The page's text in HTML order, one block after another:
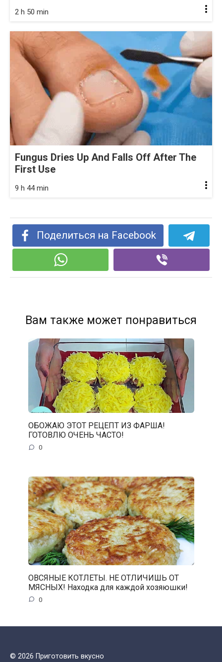
2 h 50 min
Fungus Dries Up And Falls Off After The
First Use
9 h 44 min
Поделиться на Facebook
Вам также может понравиться
ОБОЖАЮ ЭТОТ РЕЦЕПТ ИЗ ФАРША!
ГОТОВЛЮ ОЧЕНЬ ЧАСТО!
0
ОВСЯНЫЕ КОТЛЕТЫ. НЕ ОТЛИЧИШЬ ОТ
МЯСНЫХ! Находка для каждой хозяюшки!
0
© 2026 Приготовить вкусно